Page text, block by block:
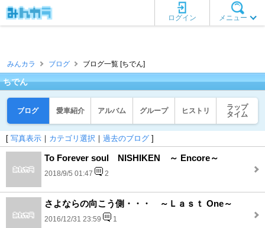
メニュー
ログイン
みんカラ ブログ ブログ一覧 [ちでん]
ちでん
ブログ 愛車紹介 アルバム グループ ヒストリ
ラップ
タイム
[ 写真表示 ｜ カテゴリ選択 ｜ 過去のブログ ]
To Forever soul NISHIKEN ～ Encore～
2018/9/5 01:47 2
さよならの向こう側・・・ ～Ｌａｓｔ One～
2016/12/31 23:59 1